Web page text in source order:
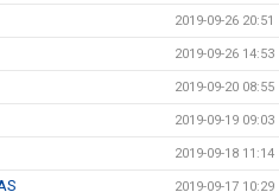
2019-09-26 20:51
2019-09-26 14:53
2019-09-20 08:55
2019-09-19 09:03
2019-09-18 11:14
2019-09-17 10:29